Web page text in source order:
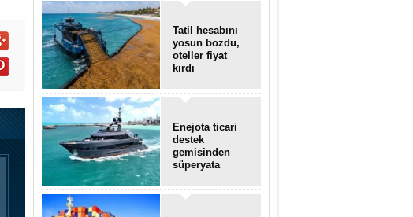
Tatil hesabını
yosun bozdu,
oteller fiyat
kırdı
Enejota ticari
destek
gemisinden
süperyata